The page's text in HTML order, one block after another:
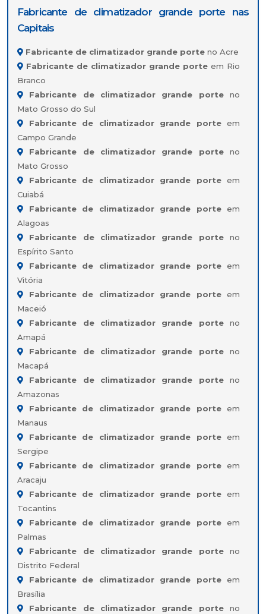
Fabricante de climatizador grande porte nas
Capitais
Fabricante de climatizador grande porte no Acre
Fabricante de climatizador grande porte em Rio
Branco
Fabricante de climatizador grande porteno
Mato Grosso do Sul
Fabricante de climatizador grande porteem
Campo Grande
Fabricante de climatizador grande porteno
Mato Grosso
Fabricante de climatizador grande porteem
Cuiabá
Fabricante de climatizador grande porteem
Alagoas
Fabricante de climatizador grande porteno
Espírito Santo
Fabricante de climatizador grande porteem
Vitória
Fabricante de climatizador grande porteem
Maceió
Fabricante de climatizador grande porteno
Amapá
Fabricante de climatizador grande porteno
Macapá
Fabricante de climatizador grande porteno
Amazonas
Fabricante de climatizador grande porteem
Manaus
Fabricante de climatizador grande porteem
Sergipe
Fabricante de climatizador grande porteem
Aracaju
Fabricante de climatizador grande porteem
Tocantins
Fabricante de climatizador grande porteem
Palmas
Fabricante de climatizador grande porteno
Distrito Federal
Fabricante de climatizador grande porteem
Brasília
Fabricante de climatizador grande porteno